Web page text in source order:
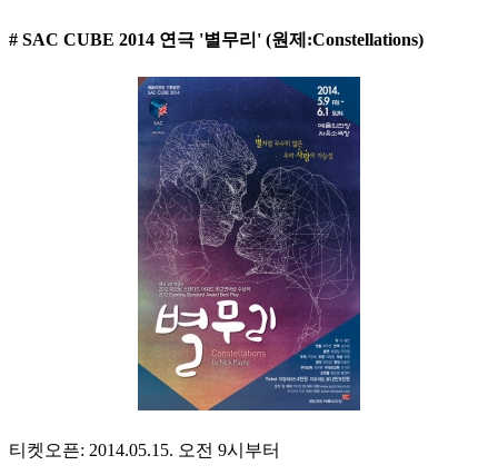
# SAC CUBE 2014 연극 '별무리' (원제:Constellations)
티켓오픈: 2014.05.15. 오전 9시부터